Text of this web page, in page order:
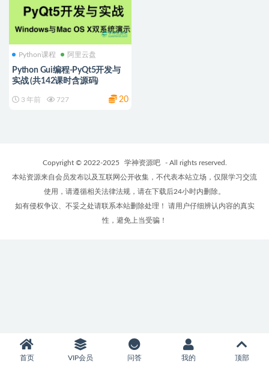
Python课程 阿里云盘
Python Gui编程-PyQt5开发与
实战 (共142课时含源码)
3 年前 727 20
Copyright © 2022-2025 学神资源吧
- All rights reserved.
本站资源来自会员发布以及互联网公开收集，不代表本站立场，仅限学习交流
使用，请遵循相关法律法规，请在下载后24小时内删除。
如有侵权争议、不妥之处请联系本站删除处理！ 请用户仔细辨认内容的真实
性，避免上当受骗！
首页 VIP会员 问答 我的 顶部